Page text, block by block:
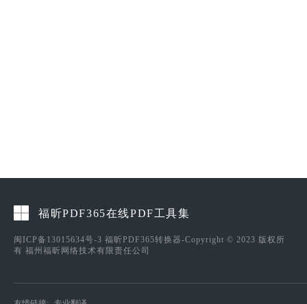
福昕PDF365在线PDF工具集
闽ICP备13015634号-3 福昕PDF365转换器-Copyright © 2023 版权所
有 福州福昕网络技术有限责任公司